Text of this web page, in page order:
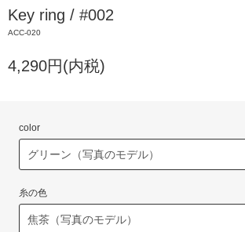
Key ring / #002
ACC-020
4,290円(内税)
color
糸の色